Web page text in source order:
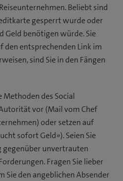
Beliebt sind
gesperrt wurde oder
Geld benötigen würde. Sie
den entsprechenden Link im
sind Sie in den Fängen
des Social
vor (Mail vom Chef
oder setzen auf
sofort Geld»). Seien Sie
gegenüber unvertrauten
Fragen Sie lieber
Sie den angeblichen Absender